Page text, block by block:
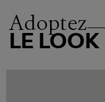
Adoptez
LE LOOK